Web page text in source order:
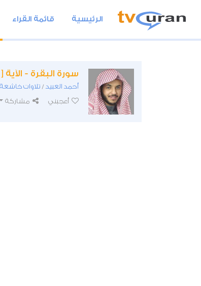
الرئيسية قائمة القراء
سورة البقرة - الآية [ 275 - 281]
أحمد العبيد / تلاوات خاشعة
أعجبني
مشاركة